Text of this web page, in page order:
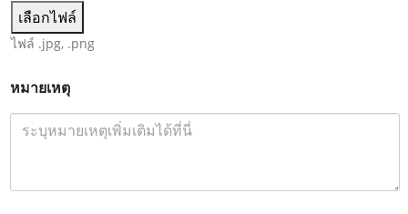
เลือกไฟล์
ไฟล์ .jpg, .png
หมายเหตุ